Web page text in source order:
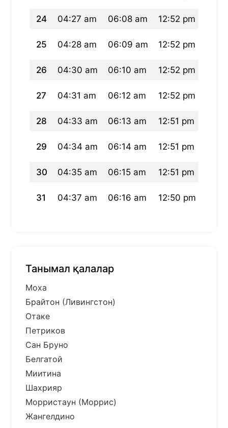
24 04:27 am 06:08 am 12:52 pm
25 04:28 am 06:09 am 12:52 pm
26 04:30 am 06:10 am 12:52 pm
27 04:31 am 06:12 am 12:52 pm
28 04:33 am 06:13 am 12:51 pm
29 04:34 am 06:14 am 12:51 pm
30 04:35 am 06:15 am 12:51 pm
31 04:37 am 06:16 am 12:50 pm
Танымал қалалар
Моха
Брайтон (Ливингстон)
Отаке
Петриков
Сан Бруно
Белгатой
Миитина
Шахрияр
Морристаун (Моррис)
Жангелдино